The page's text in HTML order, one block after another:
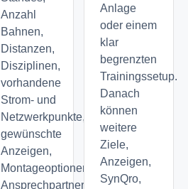
Anzahl
Bahnen,
Distanzen,
Disziplinen,
vorhandene
Strom- und
Netzwerkpunkte,
gewünschte
Anzeigen,
Montageoptionen,
Ansprechpartner
Anlage
oder einem
klar
begrenzten
Trainingssetup.
Danach
können
weitere
Ziele,
Anzeigen,
SynQro,